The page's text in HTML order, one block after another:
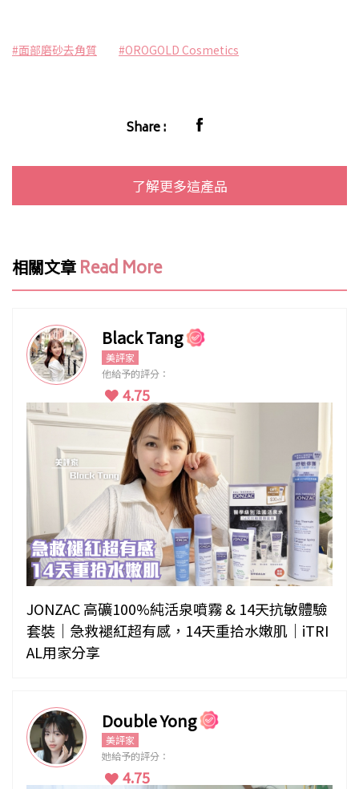
#面部磨砂去角質 #OROGOLD Cosmetics
Share :
了解更多這產品
相關文章 Read More
Black Tang
美評家
他給予的評分：
4.75
JONZAC 高礦100%純活泉噴霧 & 14天抗敏體驗
套裝｜急救褪紅超有感，14天重拾水嫩肌｜iTRI
AL用家分享
Double Yong
美評家
她給予的評分：
4.75